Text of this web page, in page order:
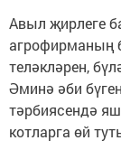
Авыл җирлеге
агрофирманың
теләкләрен,
Әминә әби
тәрбиясендә
котларга өй